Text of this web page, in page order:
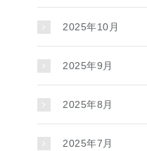
2025年10月
2025年9月
2025年8月
2025年7月